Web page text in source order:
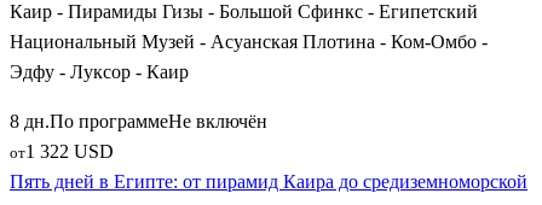
Каир - Пирамиды Гизы - Большой Сфинкс - Египетский
Национальный Музей - Асуанская Плотина - Ком-Омбо -
Эдфу - Луксор - Каир
8 дн.По программеНе включён
от1 322 USD
Пять дней в Египте: от пирамид Каира до средиземноморской